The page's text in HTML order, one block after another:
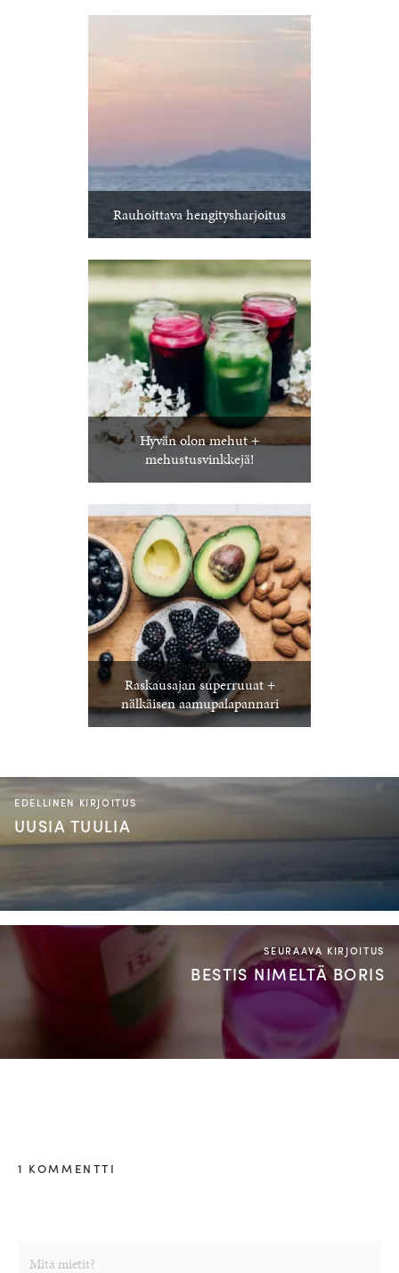
Rauhoittava hengitysharjoitus
Hyvän olon mehut +
mehustusvinkkejä!
Raskausajan superruuat +
nälkäisen aamupalapannari
EDELLINEN KIRJOITUS
UUSIA TUULIA
SEURAAVA KIRJOITUS
BESTIS NIMELTÄ BORIS
1 KOMMENTTI